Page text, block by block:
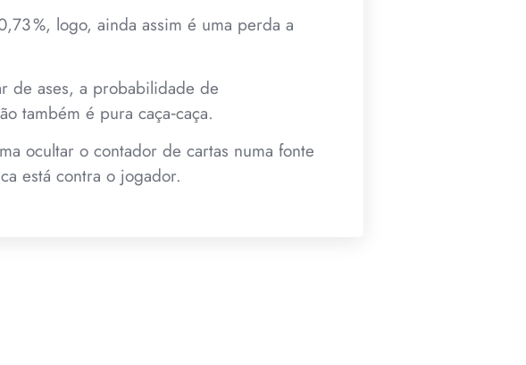
%, logo, ainda assim é uma perda a
de ases, a probabilidade de
também é pura caça‑caça.
ocultar o contador de cartas numa fonte
está contra o jogador.